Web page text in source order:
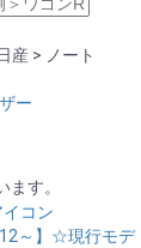
産 > ノート
ー
ます。
～】☆現行モデ